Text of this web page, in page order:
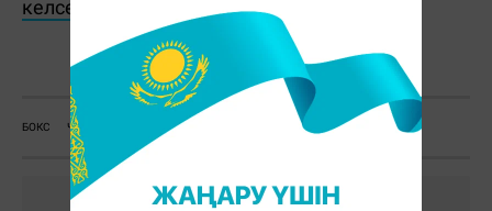
келсе, Telegram-арнамызға жазылыңыз!
С. Бөлек
БОКС ЧЕМПИОН